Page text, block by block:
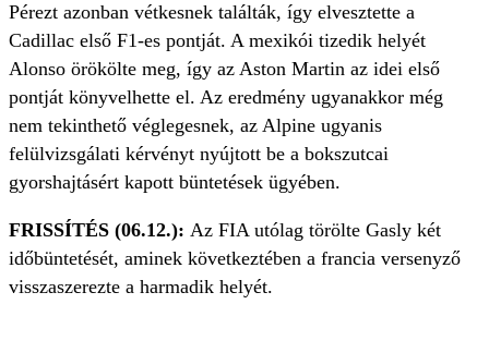
Pérezt azonban vétkesnek találták, így elvesztette a
Cadillac első F1-es pontját. A mexikói tizedik helyét
Alonso örökölte meg, így az Aston Martin az idei első
pontját könyvelhette el. Az eredmény ugyanakkor még
nem tekinthető véglegesnek, az Alpine ugyanis
felülvizsgálati kérvényt nyújtott be a bokszutcai
gyorshajtásért kapott büntetések ügyében.
FRISSÍTÉS (06.12.): Az FIA utólag törölte Gasly két
időbüntetését, aminek következtében a francia versenyző
visszaszerezte a harmadik helyét.